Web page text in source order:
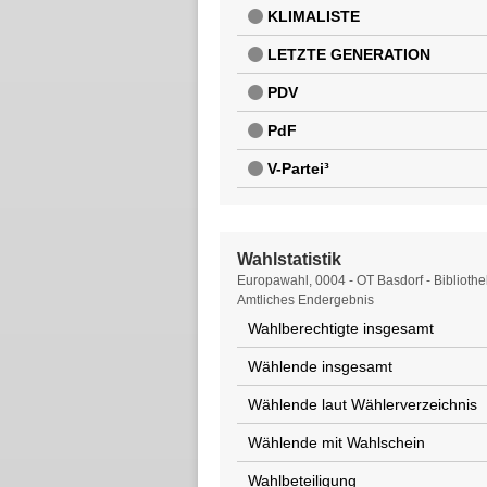
KLIMALISTE
LETZTE GENERATION
PDV
PdF
V-Partei³
Wahlstatistik
Wahlstatistik
Europawahl, 0004 - OT Basdorf -
Amtliches Endergebnis
Wahlberechtigte insgesamt
Wählende insgesamt
Wählende laut Wählerverzeichnis
Wählende mit Wahlschein
Wahlbeteiligung